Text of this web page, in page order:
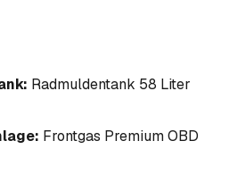
Radmuldentank 58 Liter
Frontgas Premium OBD